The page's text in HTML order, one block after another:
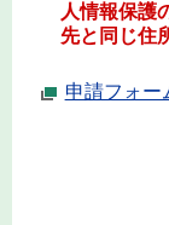
人情報保護
先と同じ住
申請フォー